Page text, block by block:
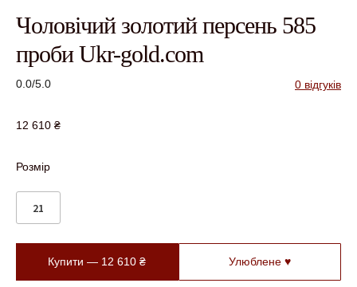
Чоловічий золотий персень 585
проби Ukr-gold.com
0.0/5.0 0 відгуків
12 610 ₴
Розмір
21
Купити — 12 610₴ Улюблене ♥